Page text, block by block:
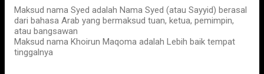
Maksud nama Syed adalah Nama Syed (atau Sayyid) berasal
dari bahasa Arab yang bermaksud tuan, ketua, pemimpin,
atau bangsawan
Maksud nama Khoirun Maqoma adalah Lebih baik tempat
tinggalnya